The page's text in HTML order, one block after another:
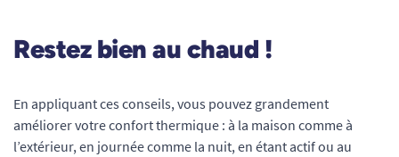
Restez bien au chaud !
En appliquant ces conseils, vous pouvez grandement
améliorer votre confort thermique : à la maison comme à
l’extérieur, en journée comme la nuit, en étant actif ou au